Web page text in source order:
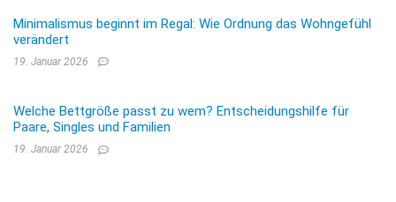
Minimalismus beginnt im Regal: Wie Ordnung das Wohngefühl
verändert
19. Januar 2026
Welche Bettgröße passt zu wem? Entscheidungshilfe für
Paare, Singles und Familien
19. Januar 2026